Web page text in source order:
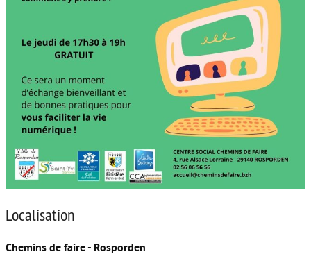
Localisation
Chemins de faire - Rosporden